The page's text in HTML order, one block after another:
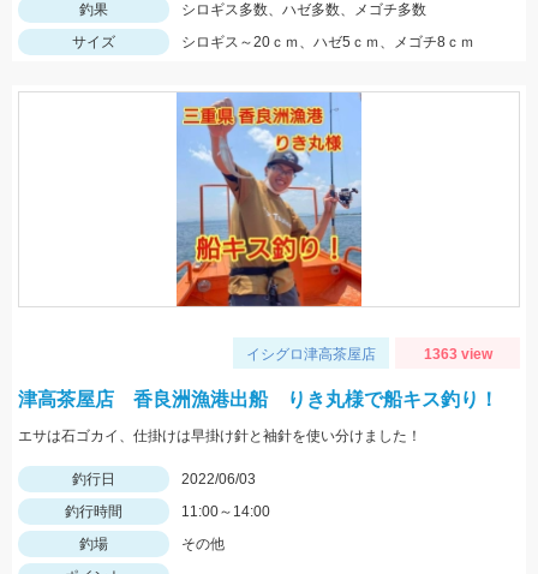
釣果
シロギス多数、ハゼ多数、メゴチ多数
サイズ
シロギス～20ｃｍ、ハゼ5ｃｍ、メゴチ8ｃｍ
イシグロ津高茶屋店 1363 view
津高茶屋店 香良洲漁港出船 りき丸様で船キス釣り！
エサは石ゴカイ、仕掛けは早掛け針と袖針を使い分けました！
釣行日
2022/06/03
釣行時間
11:00～14:00
釣場
その他